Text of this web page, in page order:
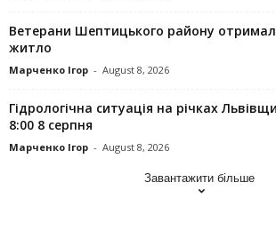
Ветерани Шептицького району
житло
Марченко Ігор - August 8, 2026
Гідрологічна ситуація на річках
8:00 8 серпня
Марченко Ігор - August 8, 2026
Завантажити більше